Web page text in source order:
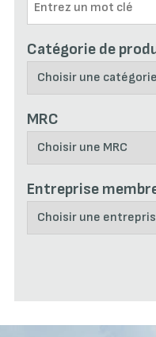
Catégorie de
MRC
Entreprise